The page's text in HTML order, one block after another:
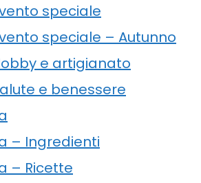
speciale
speciale – Autunno
e artigianato
e benessere
– Ingredienti
– Ricette